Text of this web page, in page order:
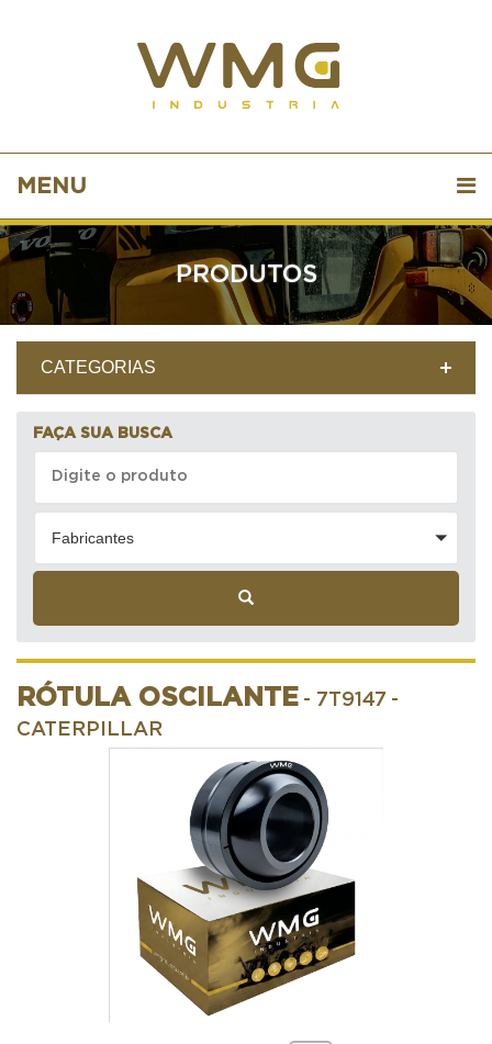
MENU
PRODUTOS
CATEGORIAS
FAÇA SUA BUSCA
Fabricantes
RÓTULA OSCILANTE - 7T9147 -
CATERPILLAR